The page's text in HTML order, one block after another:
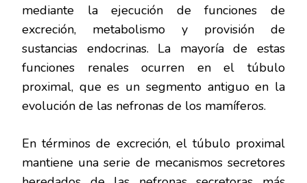
mediante la ejecución de funciones de
excreción, metabolismo y provisión de
sustancias endocrinas. La mayoría de estas
funciones renales ocurren en el túbulo
proximal, que es un segmento antiguo en la
evolución de las nefronas de los mamíferos.
En términos de excreción, el túbulo proximal
mantiene una serie de mecanismos secretores